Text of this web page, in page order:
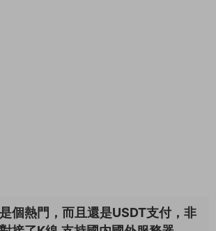
個熱門，而且還是USDT支付，非